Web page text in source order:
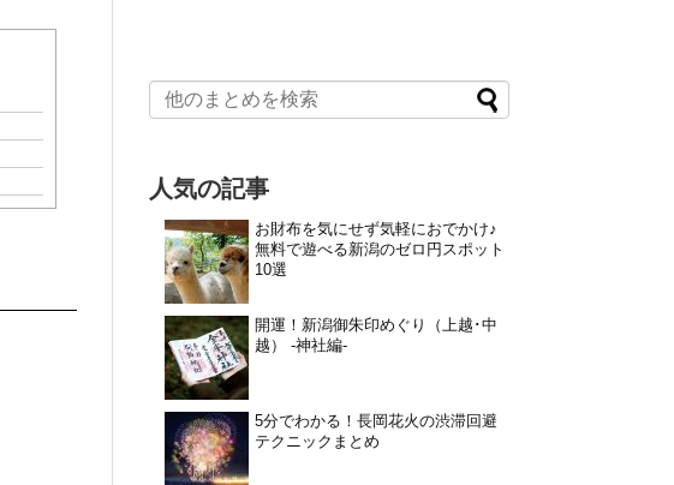
人気の記事
お財布を気にせず気軽におでかけ♪
無料で遊べる新潟のゼロ円スポット
10選
開運！新潟御朱印めぐり（上越･中
越） -神社編-
5分でわかる！長岡花火の渋滞回避
テクニックまとめ